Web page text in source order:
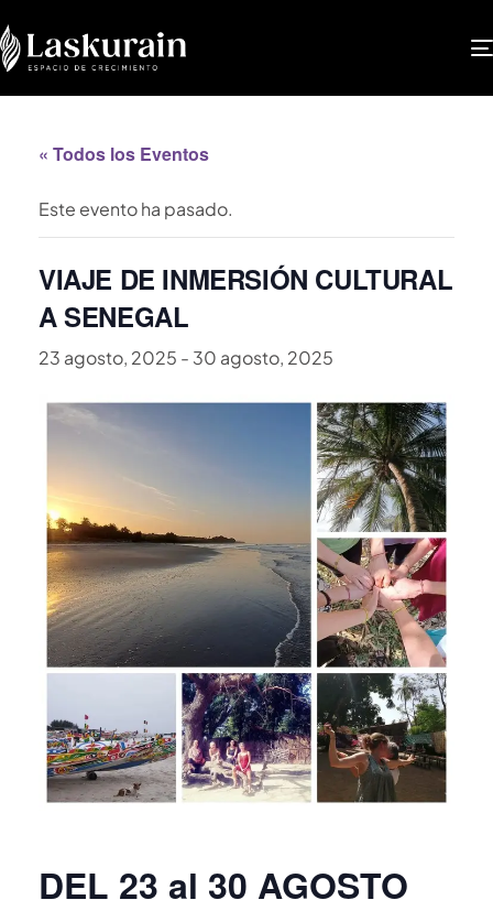
« Todos los Eventos
Este evento ha pasado.
VIAJE DE INMERSIÓN CULTURAL
A SENEGAL
23 agosto, 2025 - 30 agosto, 2025
DEL 23 al 30 AGOSTO